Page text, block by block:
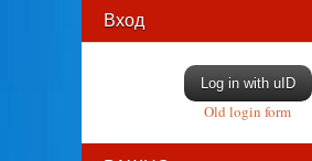
Вход
Log in with uID
Old login form